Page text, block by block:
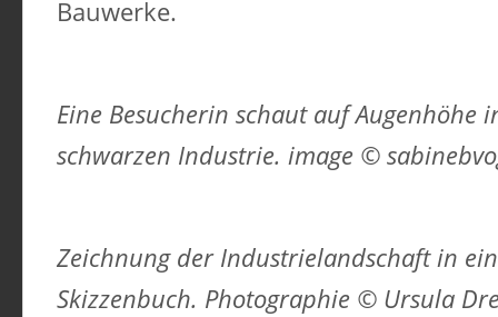
Bauwerke.
Eine Besucherin schaut auf Augenhöhe
schwarzen Industrie. image ©
Zeichnung der Industrielandschaft in
Skizzenbuch. Photographie © Ursula